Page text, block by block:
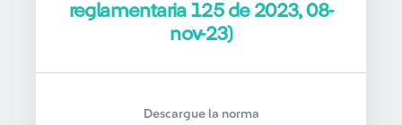
reglamentaria 125 de 2023, 08-
nov-23)
Descargue la norma